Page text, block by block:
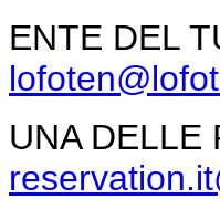
ENTE DEL
UNA DELLE